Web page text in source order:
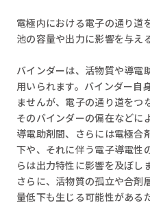
電極内における電子の通り道
池の容量や出力に影響を与え
バインダーは、活物質や導電
用いられます。バインダー自
ませんが、電子の通り道をつ
そのバインダーの偏在などに
導電助剤間、さらには電極合
下や、それに伴う電子導電性
らは出力特性に影響を及ぼしま
さらに、活物質の孤立や合剤
量低下も生じる可能性がある